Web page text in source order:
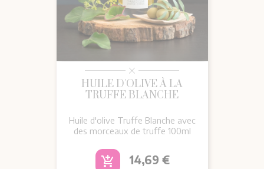
HUILE D'OLIVE À LA
TRUFFE BLANCHE
Huile d'olive Truffe Blanche avec
des morceaux de truffe 100ml
add_shopping_cart Prix
14,69 €